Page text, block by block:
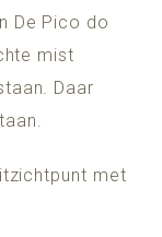
De Pico do
mist
Daar
met